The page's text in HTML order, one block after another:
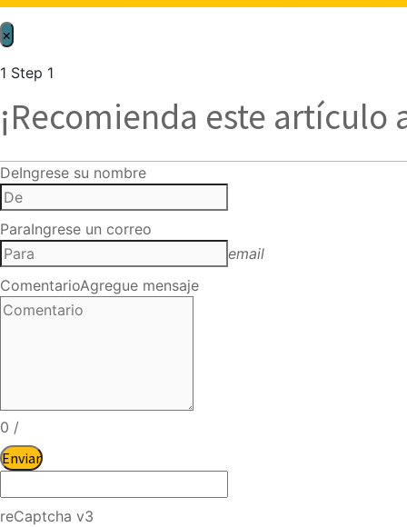
×
1 Step 1
¡Recomienda este artículo
DeIngrese su nombre
ParaIngrese un correo
email
ComentarioAgregue mensaje
0 /
Enviar
reCaptcha v3